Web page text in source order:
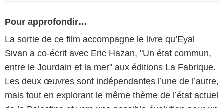
Pour approfondir…
La sortie de ce film accompagne le livre qu’Eyal
Sivan a co-écrit avec Eric Hazan, "Un état commun,
entre le Jourdain et la mer" aux éditions La Fabrique.
Les deux œuvres sont indépendantes l’une de l’autre,
mais tout en explorant le même thème de l’état actuel